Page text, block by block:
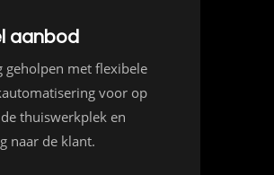
aanbod
geholpen met flexibele
voor op
thuiswerkplek en
naar de klant.